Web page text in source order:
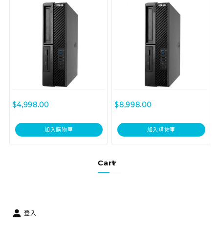
Cart
$4,998.00
加入購物車
$8,998.00
加入購物車
登入